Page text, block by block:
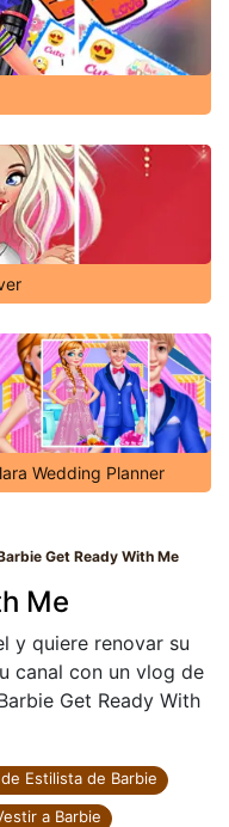
Wedding Planner
Get Ready With Me
Me
y quiere renovar su
canal con un vlog de
Get Ready With
Estilista de Barbie
a Barbie